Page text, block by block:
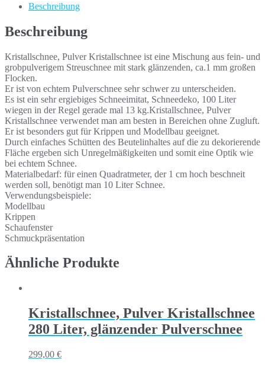
Beschreibung
Beschreibung
Kristallschnee, Pulver Kristallschnee ist eine Mischung aus fein- und
grobpulverigem Streuschnee mit stark glänzenden, ca.1 mm großen
Flocken.
Er ist von echtem Pulverschnee sehr schwer zu unterscheiden.
Es ist ein sehr ergiebiges Schneeimitat, Schneedeko, 100 Liter
wiegen in der Regel gerade mal 13 kg.Kristallschnee, Pulver
Kristallschnee verwendet man am besten in Bereichen ohne Zugluft.
Er ist besonders gut für Krippen und Modellbau geeignet.
Durch einfaches Schütten des Beutelinhaltes auf die zu dekorierende
Fläche ergeben sich Unregelmäßigkeiten und somit eine Optik wie
bei echtem Schnee.
Materialbedarf: für einen Quadratmeter, der 1 cm hoch beschneit
werden soll, benötigt man 10 Liter Schnee.
Verwendungsbeispiele:
Modellbau
Krippen
Schaufenster
Schmuckpräsentation
Ähnliche Produkte
Kristallschnee, Pulver Kristallschnee
280 Liter, glänzender Pulverschnee
299,00 €